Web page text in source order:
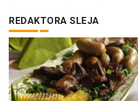
REDAKTORA SLEJA